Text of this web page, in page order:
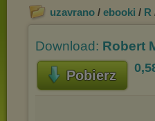
uzavrano / ebooki / R
Download: Robert
Pobierz